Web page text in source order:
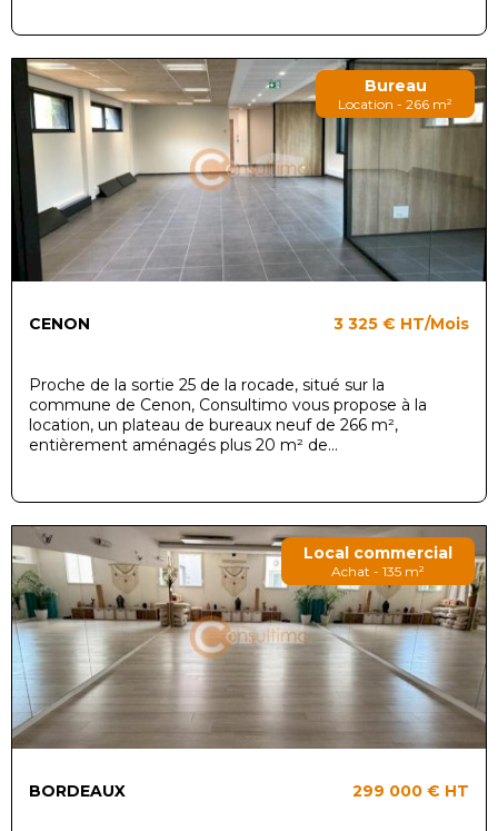
Bureau
Location - 266 m²
CENON 3 325 € HT/Mois
Proche de la sortie 25 de la rocade, situé sur la
commune de Cenon, Consultimo vous propose à la
location, un plateau de bureaux neuf de 266 m²,
entièrement aménagés plus 20 m² de...
Local commercial
Achat - 135 m²
BORDEAUX 299 000 € HT